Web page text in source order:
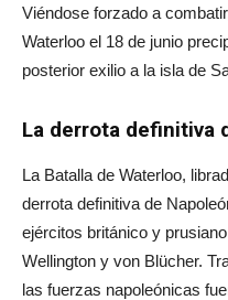
Viéndose forzado a
Waterloo el 18 de junio
posterior exilio a la isla de
La derrota definitiva
La Batalla de Waterloo,
derrota definitiva de
ejércitos británico y
Wellington y von Blücher.
las fuerzas napoleónicas